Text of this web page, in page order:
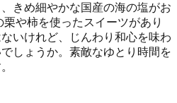
きめ細やかな国産の海の塩がお
や柿を使ったスイーツがあり
いけれど、じんわり和心を味わ
しょうか。素敵なゆとり時間を